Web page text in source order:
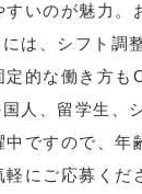
いのが魅力。
は、シフト調
的な働き方も
人、留学生、
ですので、年
にご応募くだ